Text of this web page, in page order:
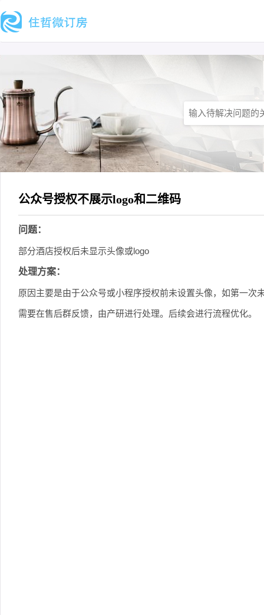
公众号授权不展示logo和二维码
问题：
部分酒店授权后未显示头像或logo
处理方案：
原因主要是由于公众号或小程序授权前未设置头像，如第一次
需要在售后群反馈，由产研进行处理。后续会进行流程优化。